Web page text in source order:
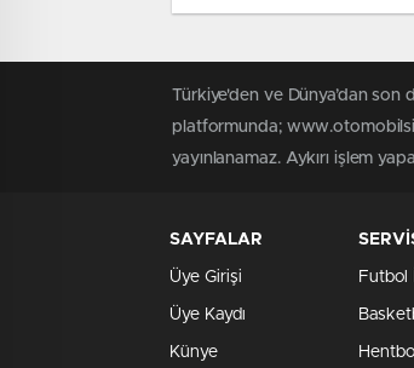
Ne Kadar Müddette Bir
Türkiye'den ve Dünya’dan
platformunda;
yayınlanamaz. Aykırı işlem
SAYFALAR
Üye Girişi
Üye Kaydı
Künye
Futbol